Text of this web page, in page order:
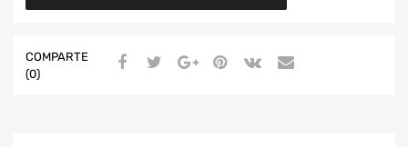
COMPARTE
(0)